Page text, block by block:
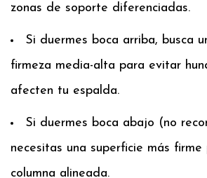
zonas de soporte diferenciadas.
Si duermes boca arriba, busca
firmeza media-alta para evitar
afecten tu espalda.
Si duermes boca abajo (no
necesitas una superficie más
columna alineada.